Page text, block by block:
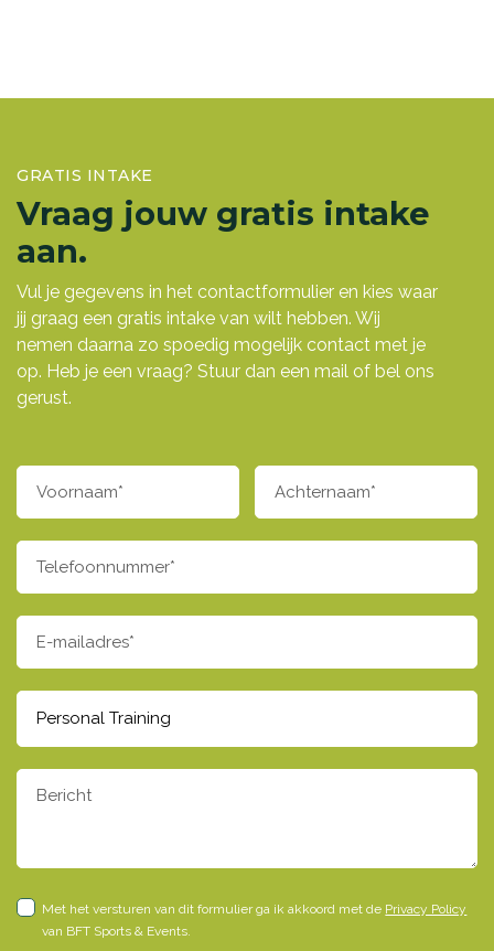
GRATIS INTAKE
Vraag jouw gratis intake
aan.
Vul je gegevens in het contactformulier en kies waar
jij graag een gratis intake van wilt hebben. Wij
nemen daarna zo spoedig mogelijk contact met je
op. Heb je een vraag? Stuur dan een mail of bel ons
gerust.
Met het versturen van dit formulier ga ik akkoord met de Privacy Policy
van BFT Sports & Events.